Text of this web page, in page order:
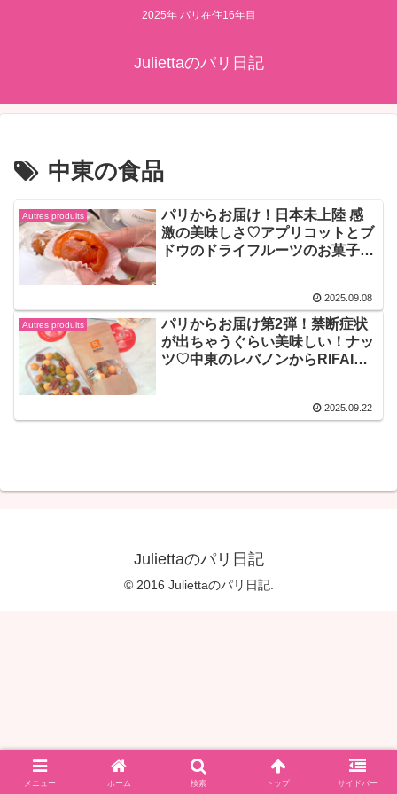
2025年 パリ在住16年目
Juliettaのパリ日記
中東の食品
Autres produits
パリからお届け！日本未上陸 感
激の美味しさ♡アプリコットとブ
ドウのドライフルーツのお菓子♡
2025.09.08
Autres produits
パリからお届け第2弾！禁断症状
が出ちゃうぐらい美味しい！ナッ
ツ♡中東のレバノンからRIFAIリ
2025.09.22
Juliettaのパリ日記
© 2016 Juliettaのパリ日記.
メニュー ホーム 検索 トップ サイドバー